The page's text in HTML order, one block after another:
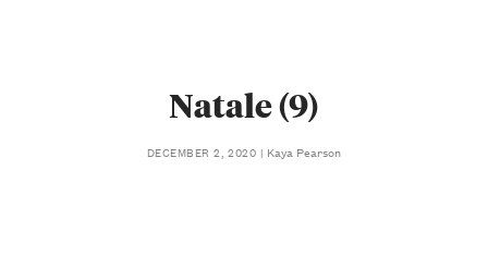
Natale (9)
DECEMBER 2, 2020 Kaya Pearson